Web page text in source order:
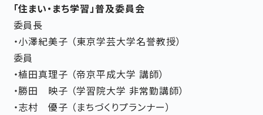
「住まい・まち学習」普及委員会
委員長
・小澤紀美子 （東京学芸大学名誉教授）
委員
・植田真理子 （帝京平成大学 講師）
・勝田 映子 （学習院大学 非常勤講師）
・志村 優子 （まちづくりプランナー）